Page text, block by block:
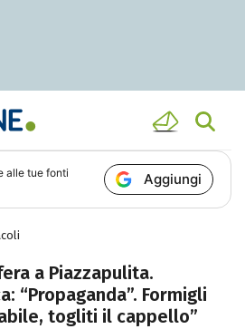
alle tue fonti
Aggiungi
a Piazzapulita.
“Propaganda”. Formigli
togliti il cappello”